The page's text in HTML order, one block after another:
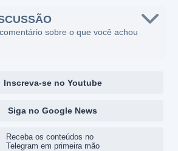
sobre o que você achou
Inscreva-se no Youtube
Siga no Google News
Receba os conteúdos no
Telegram em primeira mão